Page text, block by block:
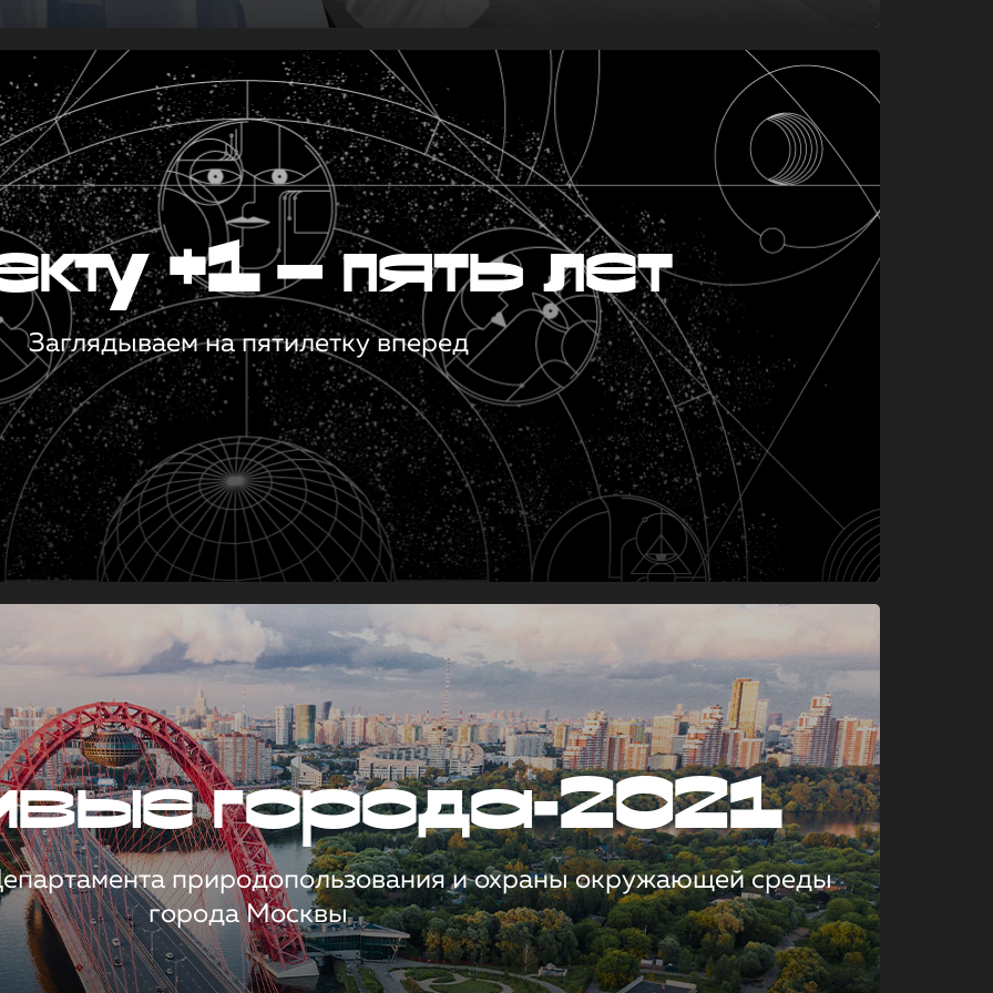
+1 — пять лет
Заглядываем на пятилетку вперед
города-2021
природопользования и охраны окружающей среды
города Москвы